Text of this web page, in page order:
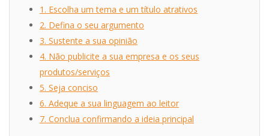
1. Escolha um tema e um título atrativos
2. Defina o seu argumento
3. Sustente a sua opinião
4. Não publicite a sua empresa e os seus
produtos/serviços
5. Seja conciso
6. Adeque a sua linguagem ao leitor
7. Conclua confirmando a ideia principal